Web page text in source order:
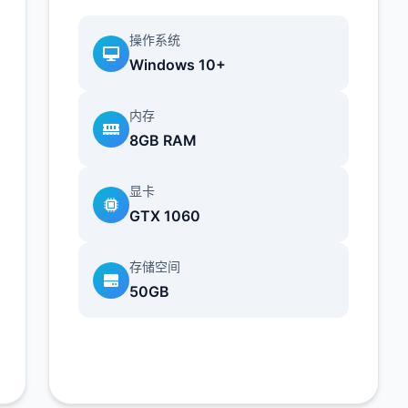
操作系统
Windows 10+
内存
8GB RAM
显卡
GTX 1060
存储空间
50GB